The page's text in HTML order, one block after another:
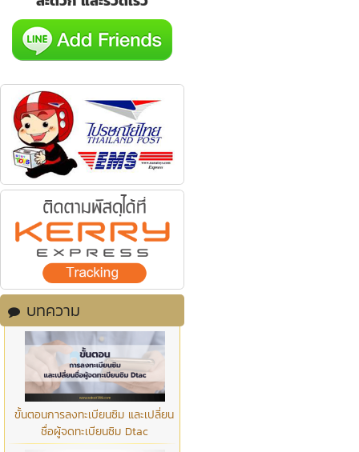
บทความ
ขั้นตอนการลงทะเบียนซิม และเปลี่ยน
ชื่อผู้จดทะเบียนซิม Dtac